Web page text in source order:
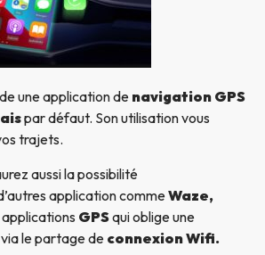
une application de navigation GPS
par défaut. Son utilisation vous
trajets.
aussi la possibilité
application commeWaze,
GPSqui oblige une
le partage de connexion Wifi.